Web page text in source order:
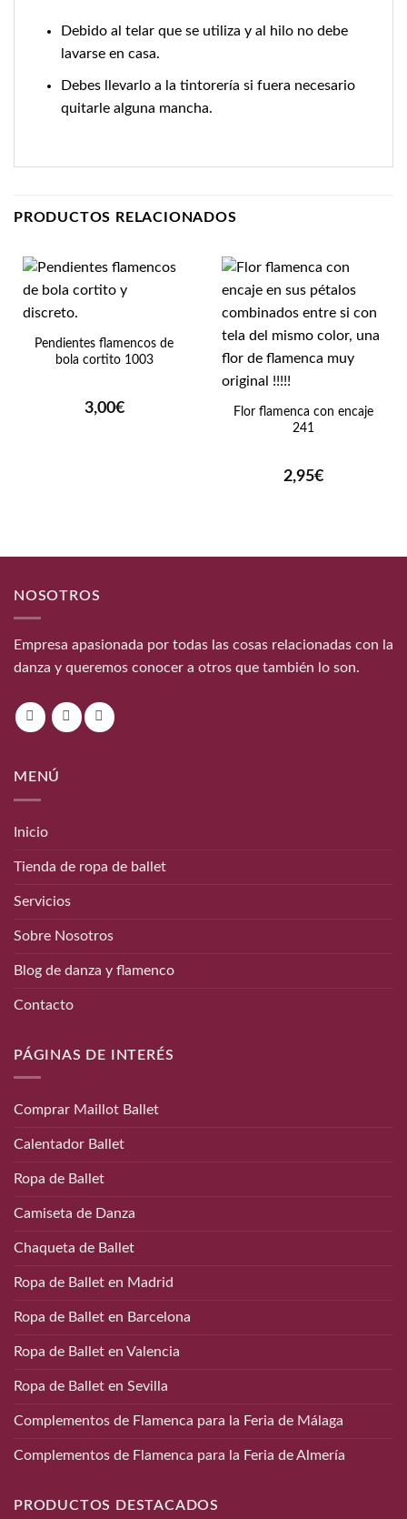
Debido al telar que se utiliza y al hilo no debe
lavarse en casa.
Debes llevarlo a la tintorería si fuera necesario
quitarle alguna mancha.
PRODUCTOS RELACIONADOS
Pendientes flamencos de
bola cortito 1003
3,00€
Flor flamenca con encaje
241
2,95€
NOSOTROS
Empresa apasionada por todas las cosas relacionadas con la
danza y queremos conocer a otros que también lo son.
MENÚ
Inicio
Tienda de ropa de ballet
Servicios
Sobre Nosotros
Blog de danza y flamenco
Contacto
PÁGINAS DE INTERÉS
Comprar Maillot Ballet
Calentador Ballet
Ropa de Ballet
Camiseta de Danza
Chaqueta de Ballet
Ropa de Ballet en Madrid
Ropa de Ballet en Barcelona
Ropa de Ballet en Valencia
Ropa de Ballet en Sevilla
Complementos de Flamenca para la Feria de Málaga
Complementos de Flamenca para la Feria de Almería
PRODUCTOS DESTACADOS